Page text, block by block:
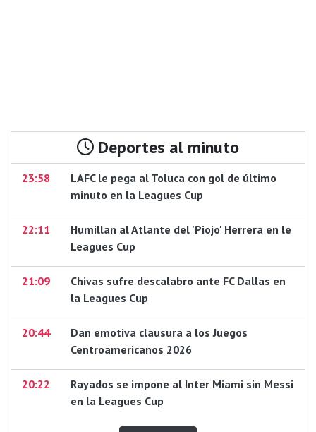
Deportes al minuto
23:58
LAFC le pega al Toluca con gol de último
minuto en la Leagues Cup
22:11
Humillan al Atlante del 'Piojo' Herrera en le
Leagues Cup
21:09
Chivas sufre descalabro ante FC Dallas en
la Leagues Cup
20:44
Dan emotiva clausura a los Juegos
Centroamericanos 2026
20:22
Rayados se impone al Inter Miami sin Messi
en la Leagues Cup